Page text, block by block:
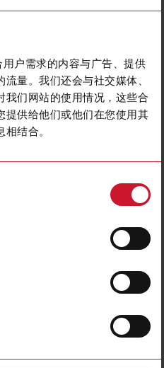
户需求的内容与广告、提供
量。我们还会与社交媒体、
我们网站的使用情况，这些合
提供给他们或他们在您使用其
结合。
据表
细信息
据表